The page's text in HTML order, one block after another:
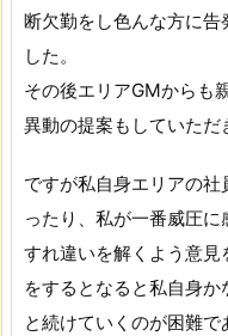
断欠勤をし色んな方に告
した。
その後エリアGMからも
異動の提案もしていただ
ですが私自身エリアの
ったり、私が一番威圧
すれ違いを解くよう意
をするとなると私自身
と続けていくのが困難